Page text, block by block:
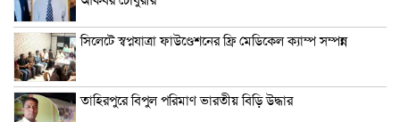
সিলেটে স্বপ্নযাত্রা ফাউণ্ডেশনের ফ্রি মেডিকেল ক্যাম্প সম্পন্ন
তাহিরপুরে বিপুল পরিমাণ ভারতীয় বিড়ি উদ্ধার